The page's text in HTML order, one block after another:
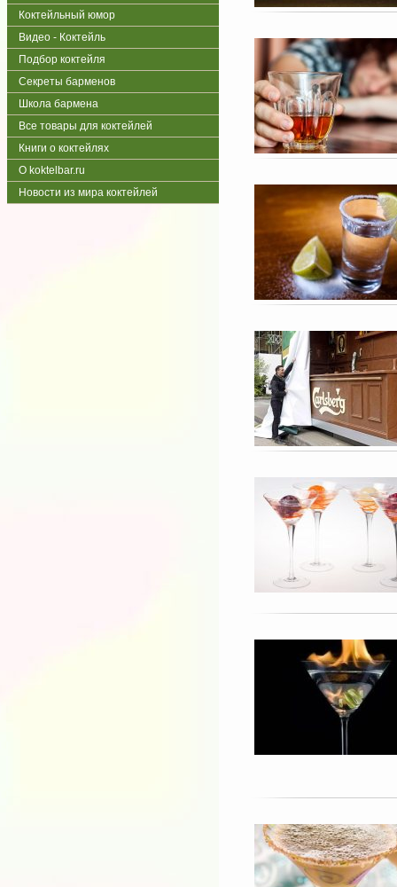
Коктейльный юмор
Видео - Коктейль
Подбор коктейля
Секреты барменов
Школа бармена
Все товары для коктейлей
Книги о коктейлях
О koktelbar.ru
Новости из мира коктейлей